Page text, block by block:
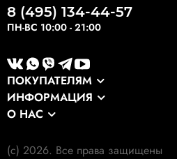
ПОКУПАТЕЛЯМ
Каталог
Оплата и доставка
ИНФОРМАЦИЯ
Оптовикам
О НАС
8 (495) 134-44-57
ПН-ВС 10:00 - 21:00
(c) 2026. Все права защищены